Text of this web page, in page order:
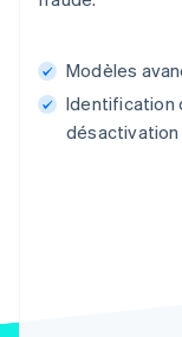
Modèles
Identification